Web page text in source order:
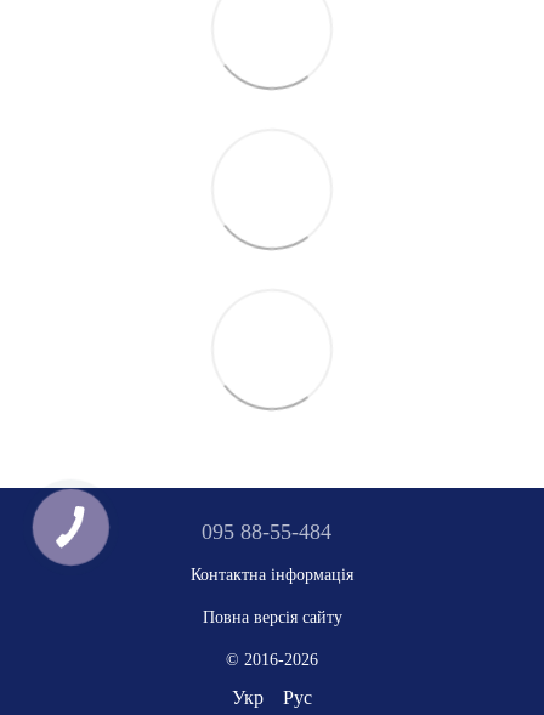
095 88-55-484
Контактна інформація
Повна версія сайту
© 2016-2026
Укр Рус